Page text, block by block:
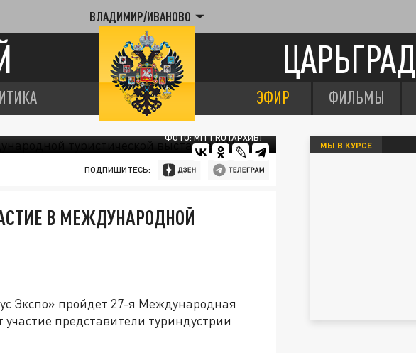
ВЛАДИМИР/ИВАНОВО
ЦАРЬГРАД
ЭФИР ФИЛЬМЫ
ФОТО: MITT.RU (АРХИВ)
ПОДПИШИТЕСЬ:
В МЕЖДУНАРОДНОЙ
Экспо» пройдет 27-я Международная
представители туриндустрии
МЫ В КУРСЕ